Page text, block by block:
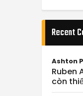
Recent
Ashton
Ruben
còn